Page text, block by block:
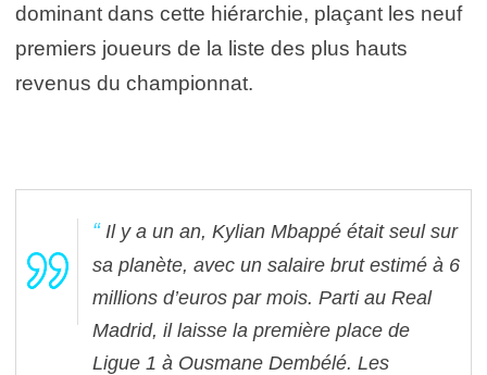
dominant dans cette hiérarchie, plaçant les neuf
premiers joueurs de la liste des plus hauts
revenus du championnat.
Il y a un an, Kylian Mbappé était seul sur
sa planète, avec un salaire brut estimé à 6
millions d’euros par mois. Parti au Real
Madrid, il laisse la première place de
Ligue 1 à Ousmane Dembélé. Les